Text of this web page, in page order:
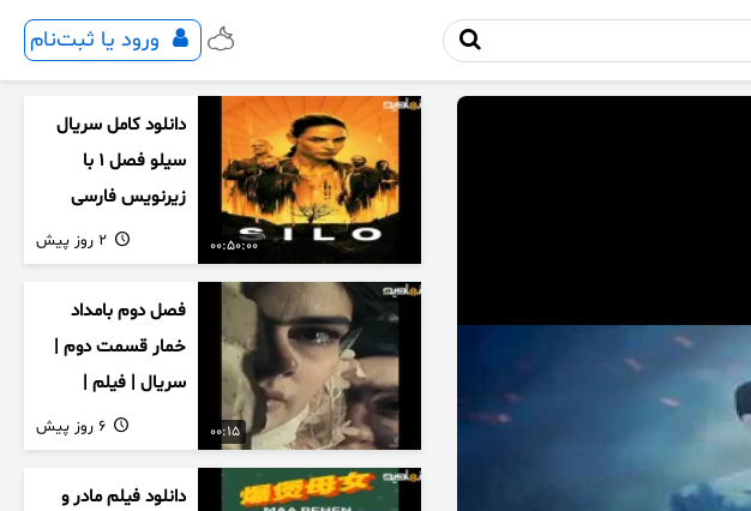
ورود یا ثبت‌نام
00:50:00
دانلود کامل سریال
سیلو فصل ۱ با
زیرنویس فارسی
00:15
فصل دوم بامداد
خمار قسمت دوم |
سریال | فیلم |
نمایش خانگی |
محبوبه | سینمایی
دانلود فیلم مادر و